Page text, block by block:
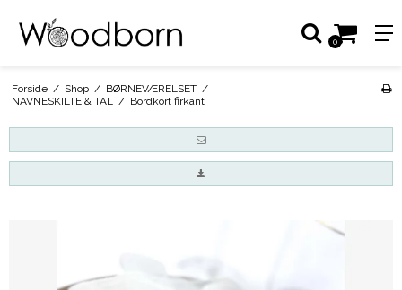
0
Forside / Shop / BØRNEVÆRELSET /
NAVNESKILTE & TAL / Bordkort firkant